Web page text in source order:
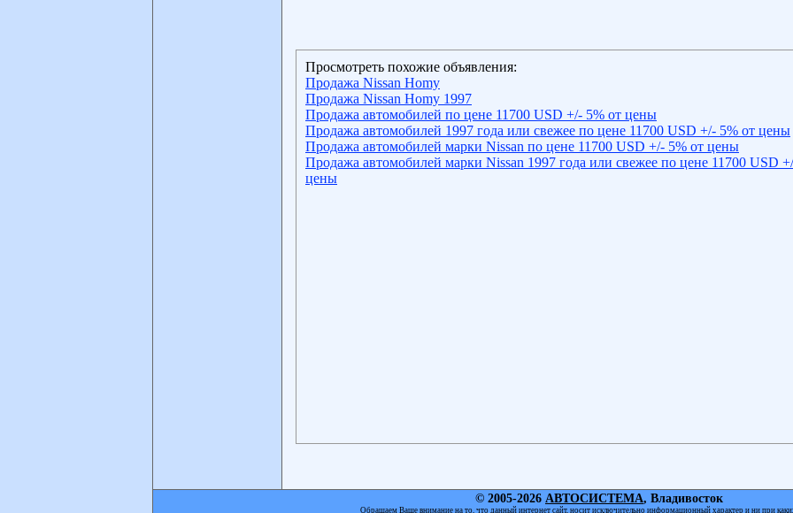
Просмотреть похожие объявления:
Продажа Nissan Homy
Продажа Nissan Homy 1997
Продажа автомобилей по цене 11700 USD +/- 5% от цены
Продажа автомобилей 1997 года или свежее по цене 11700 USD +/- 5% от цены
Продажа автомобилей марки Nissan по цене 11700 USD +/- 5% от цены
Продажа автомобилей марки Nissan 1997 года или свежее по цене 11700 USD
цены
© 2005-2026 АВТОСИСТЕМА, Владивосток
Обращаем Ваше внимание на то, что данный интернет сайт, носит исключительно информационный характер и ни при